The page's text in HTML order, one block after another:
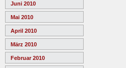
Juni 2010
Mai 2010
April 2010
März 2010
Februar 2010